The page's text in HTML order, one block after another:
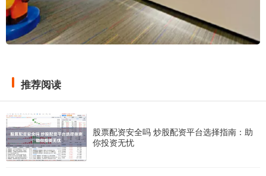
推荐阅读
股票配资安全吗 炒股配资平台选择指南：助
你投资无忧